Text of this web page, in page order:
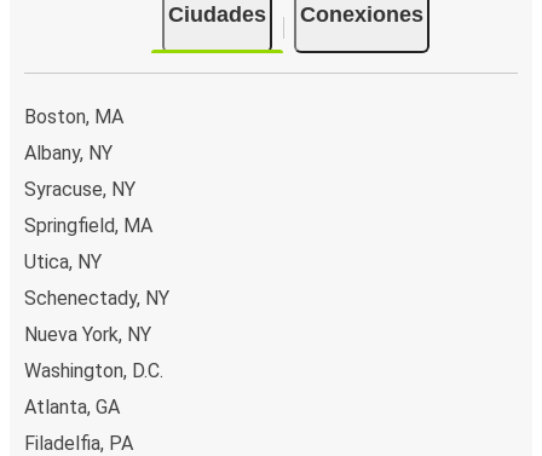
Ciudades Conexiones
Boston, MA
Albany, NY
Syracuse, NY
Springfield, MA
Utica, NY
Schenectady, NY
Nueva York, NY
Washington, D.C.
Atlanta, GA
Filadelfia, PA